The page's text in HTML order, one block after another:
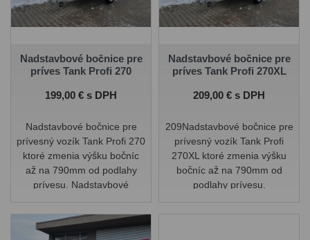
Nadstavbové bočnice pre
príves Tank Profi 270
Cena
199,00 € s DPH
Nadstavbové bočnice pre
prívesný vozík Tank Profi 270
ktoré zmenia výšku bočníc
až na 790mm od podlahy
prívesu. Nadstavbové
Nadstavbové bočnice pre
príves Tank Profi 270XL
Cena
209,00 € s DPH
209Nadstavbové bočnice pre
prívesný vozík Tank Profi
270XL ktoré zmenia výšku
bočníc až na 790mm od
podlahy prívesu.